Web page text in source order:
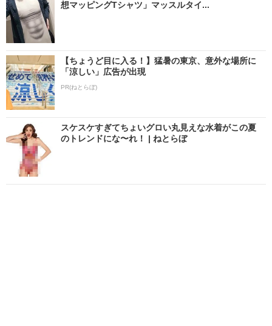
想マッピングTシャツ」マッスルタイ...
【ちょうど目に入る！】猛暑の東京、意外な場所に
「涼しい」広告が出現
PR(ねとらぼ)
スケスケすぎてちょいグロい丸見えな水着がこの夏
のトレンドにな〜れ！ | ねとらぼ